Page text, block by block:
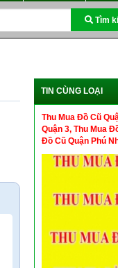
Tìm
TIN CÙNG LOẠI
Thu Mua Đồ Cũ
Quận 3, Thu Mua
Đồ Cũ Quận Phú